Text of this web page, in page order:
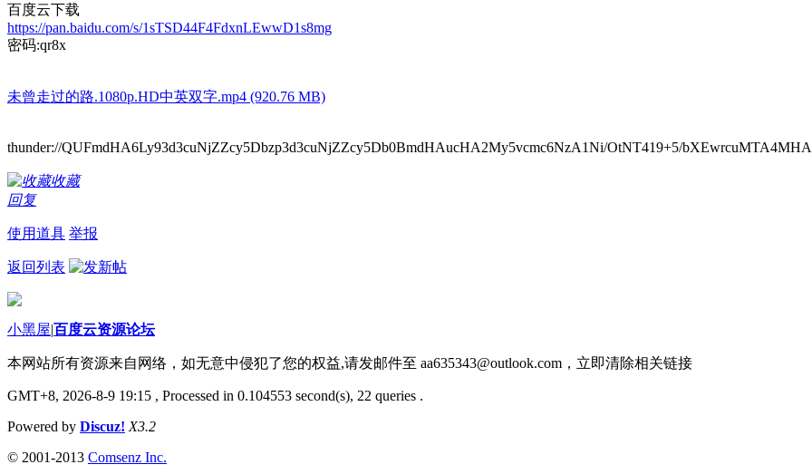
百度云下载
https://pan.baidu.com/s/1sTSD44F4FdxnLEwwD1s8mg
密码:qr8x
未曾走过的路.1080p.HD中英双字.mp4 (920.76 MB)
thunder://QUFmdHA6Ly93d3cuNjZZcy5Dbzp3d3cuNjZZcy5Db0BmdHAucHA2My5vcmc6NzA1Ni/OtNT419+5/
收藏
回复
使用道具 举报
返回列表
小黑屋|百度云资源论坛
本网站所有资源来自网络，如无意中侵犯了您的权益,请发邮件至 aa635343@outlook.com ，立即清除相关链接
GMT+8, 2026-8-9 19:15 , Processed in 0.104553 second(s), 22 queries .
Powered by Discuz! X3.2
© 2001-2013 Comsenz Inc.